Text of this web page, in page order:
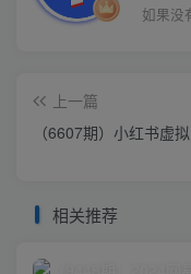
如果没
上一篇
（6607期）小红书虚
相关推荐